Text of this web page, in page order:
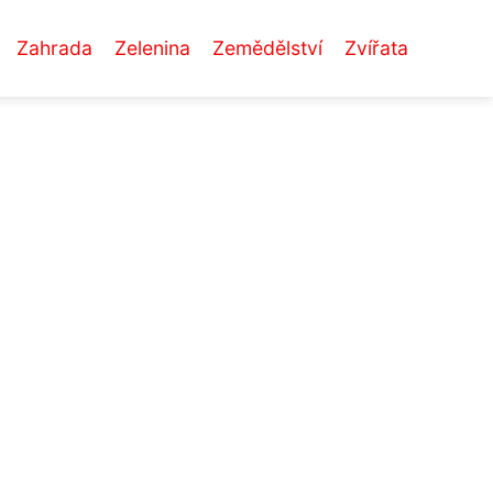
Zahrada Zelenina Zemědělství Zvířata